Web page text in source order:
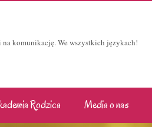
komunikację. We wszystkich językach!
Rodzica Media o nas